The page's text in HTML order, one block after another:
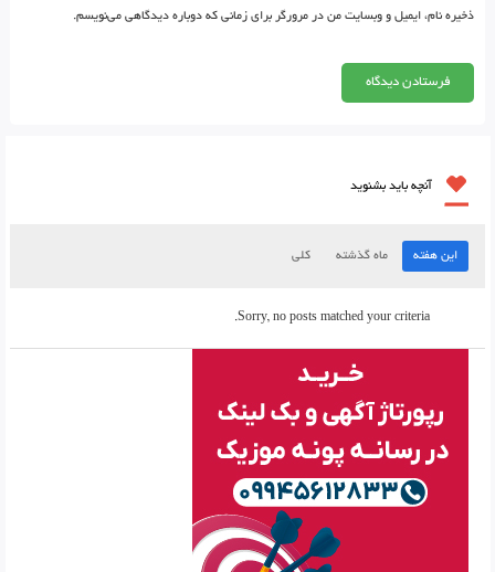
ذخیره نام، ایمیل و وبسایت من در مرورگر برای زمانی که دوباره دیدگاهی می‌نویسم.
آنچه باید بشنوید
این هفته ماه گذشته کلی
Sorry, no posts matched your criteria.